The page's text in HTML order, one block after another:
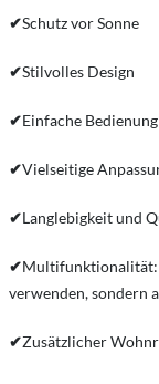
✔Schutz vor Sonne
✔Stilvolles Design
✔Einfache Bedienung
✔Vielseitige
✔Langlebigkeit und
✔Multifunktionalität:
verwenden, sondern
✔Zusätzlicher